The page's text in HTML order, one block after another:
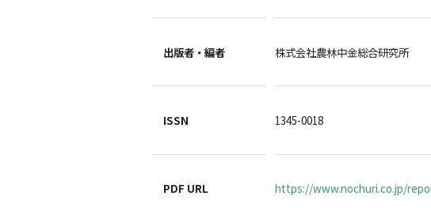
出版者・編者 株式会社農林中金総合研究所
ISSN 1345-0018
PDF URL https://www.nochuri.co.jp/